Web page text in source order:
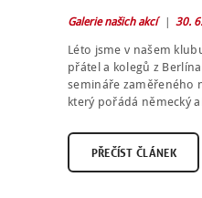
Galerie našich akcí 30.
Léto jsme v našem
přátel a kolegů z
semináře zaměřeného
který pořádá německý
PŘEČÍST ČLÁNEK